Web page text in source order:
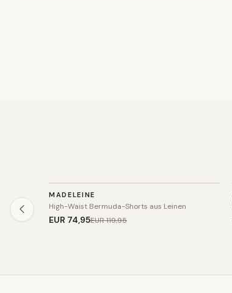
SALE
MADELEINE
High-Waist Bermuda-Shorts aus Leinen
EUR 74,95EUR 119,95